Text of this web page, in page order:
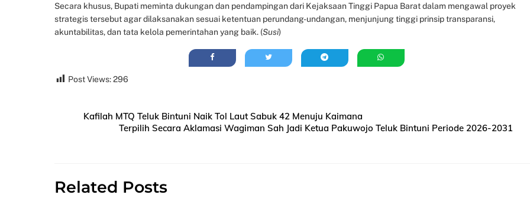
Secara khusus, Bupati meminta dukungan dan pendampingan dari Kejaksaan Tinggi Papua Barat dalam mengawal proyek
strategis tersebut agar dilaksanakan sesuai ketentuan perundang-undangan, menjunjung tinggi prinsip transparansi,
akuntabilitas, dan tata kelola pemerintahan yang baik. (Susi)
Post Views:296
Kafilah MTQ Teluk Bintuni Naik Tol Laut Sabuk 42 Menuju Kaimana
Terpilih Secara Aklamasi Wagiman Sah Jadi Ketua Pakuwojo Teluk Bintuni Periode 2026-2031
Related Posts